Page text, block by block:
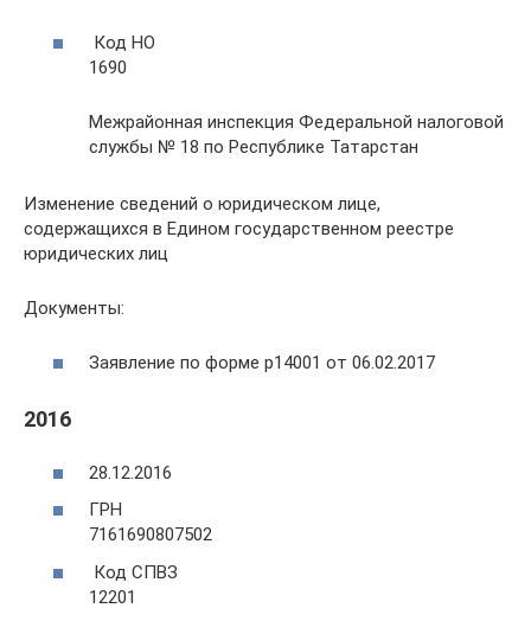
Код НО
1690
Межрайонная инспекция Федеральной налоговой
службы № 18 по Республике Татарстан
Изменение сведений о юридическом лице,
содержащихся в Едином государственном реестре
юридических лиц
Документы:
Заявление по форме р14001 от 06.02.2017
2016
28.12.2016
ГРН
7161690807502
Код СПВЗ
12201